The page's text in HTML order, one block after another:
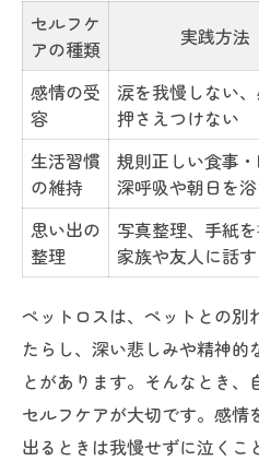
セルフケ
アの種類
実践方法
感情の受
容
涙を我慢しない
押さえつけない
生活習慣
の維持
規則正しい食事・
深呼吸や朝日を
思い出の
整理
写真整理、手紙を
家族や友人に話す
ペットロスは、ペットとの別
たらし、深い悲しみや精神的
とがあります。そんなとき、
セルフケアが大切です。感
出るときは我慢せずに泣くこ